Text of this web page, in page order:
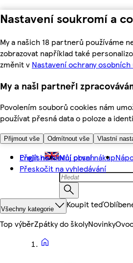
Nastavení soukromí a
My a našich 18 partnerů používáme
zobrazovat například také
změnit v Nastavení ochrany osobních
My a naši partneři
Povolením souborů cookies nám
používat přesná data o poloze a
Přijmout vše Odmítnout vše Vlastní
Přejít na hlavní obsah
Přeskočit na vyhledávání
English Můj první nákup
Všechny kategorie Koupit teď
Top výběrZpátky do školyNovinky